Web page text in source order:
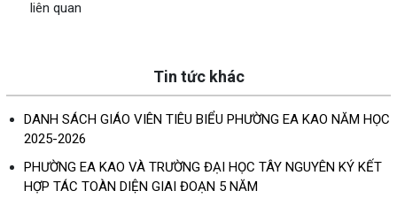
liên quan
Tin tức khác
DANH SÁCH GIÁO VIÊN TIÊU BIỂU PHƯỜNG EA KAO NĂM HỌC
2025-2026
PHƯỜNG EA KAO VÀ TRƯỜNG ĐẠI HỌC TÂY NGUYÊN KÝ KẾT
HỢP TÁC TOÀN DIỆN GIAI ĐOẠN 5 NĂM